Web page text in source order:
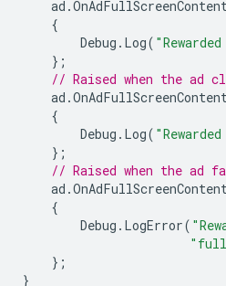
ad .
{
Debug . Log(
};
// Raised when the ad
ad .
{
Debug . Log(
};
// Raised when the ad
ad .
{
Debug . LogError(
"full
};
}